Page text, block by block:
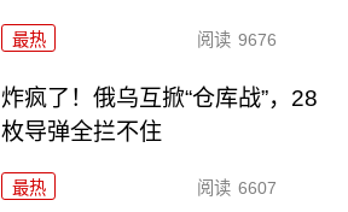
最热 阅读 9676
炸疯了！俄乌互掀“仓库战”，28
枚导弹全拦不住
最热 阅读 6607